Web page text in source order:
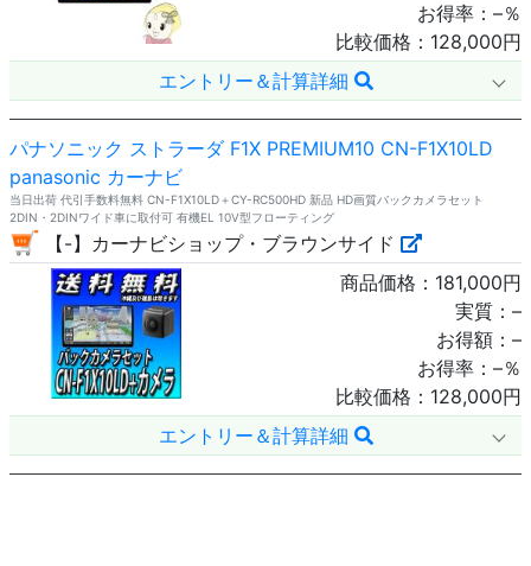
お得率： –％
比較価格： 128,000円
エントリー＆計算詳細
パナソニック ストラーダ F1X PREMIUM10 CN-F1X10LD
panasonic カーナビ
当日出荷 代引手数料無料 CN-F1X10LD＋CY-RC500HD 新品 HD画質バックカメラセット
2DIN・2DINワイド車に取付可 有機EL 10V型フローティング
【-】カーナビショップ・ブラウンサイド
商品価格： 181,000円
実質： –
お得額： –
お得率： –％
比較価格： 128,000円
エントリー＆計算詳細